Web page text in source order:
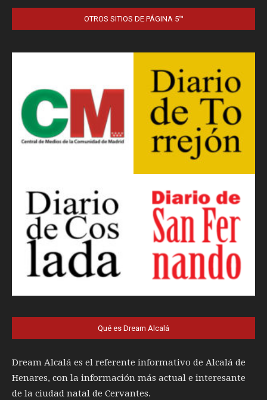
OTROS SITIOS DE PÁGINA 5™
Qué es Dream Alcalá
Dream Alcalá es el referente informativo de Alcalá de
Henares, con la información más actual e interesante
de la ciudad natal de Cervantes.